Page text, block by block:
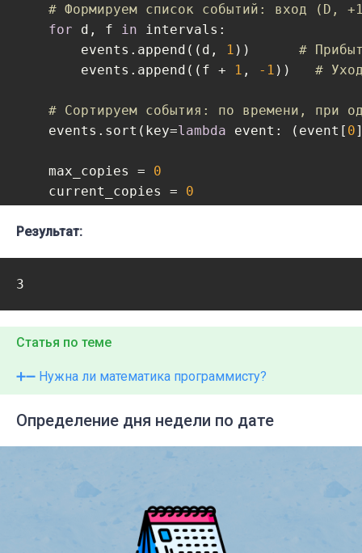
# Формируем список событий: вход (D,
for d, f in intervals:
        events.append((d,
1 )) #
        events.append((f +
1 , -1 )) #
# Сортируем события: по времени, при
    events.sort(key=
lambda event: (event[ 0
    max_copies =
0
    current_copies =
0
for _, change
return max_copies
intervals = [tuple(map(int,
print(max_self_occurrences(N, intervals))
Результат:
3
Статья по теме
➕➖ Нужна ли математика программисту?
Определение дня недели по дате